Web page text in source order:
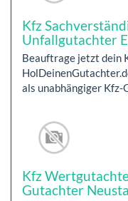
Kfz
Unfallgutachter
Beauftrage jetzt dein
als unabhängiger Kfz-
Kfz
Gutachter